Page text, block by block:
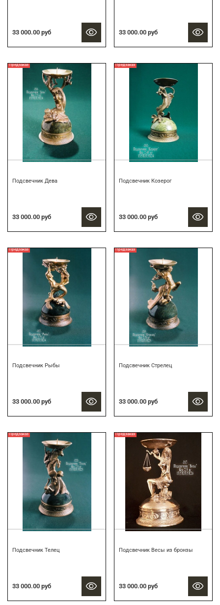
33 000.00 руб 33 000.00 руб
Предзаказ
Подсвечник Дева
33 000.00 руб
Предзаказ
Подсвечник Козерог
33 000.00 руб
Предзаказ
Подсвечник Рыбы
33 000.00 руб
Предзаказ
Подсвечник Стрелец
33 000.00 руб
Предзаказ
Подсвечник Телец
33 000.00 руб
Предзаказ
Подсвечник Весы из бронзы
33 000.00 руб